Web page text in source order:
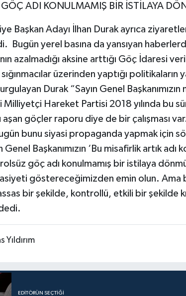
ADI KONULMAMIŞ BİR İSTİLAYA
Başkan Adayı İlhan Durak ayrıca
Bugün yerel basına da yansıyan
azalmadığı aksine arttığı Göç İdaresi
üzerinden yaptığı politikaların
Durak “Sayın Genel
Milliyetçi Hareket Partisi 2018 yılında bu
aşan göçler raporu diye de bir çalışması
bunu siyasi propaganda yapmak için
Genel Başkanımızın ‘Bu misafirlik artık adı
göç adı konulmamış bir istilaya
göstereceğimizden emin olun. Ama
bir şekilde, kontrollü, etkili bir şekilde
Yıldırım
EDITÖRÜN SEÇTIĞI